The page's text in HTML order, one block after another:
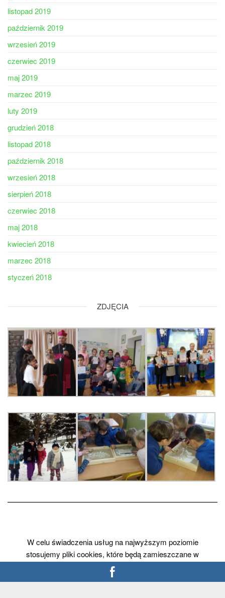
listopad 2019
październik 2019
wrzesień 2019
czerwiec 2019
maj 2019
marzec 2019
luty 2019
grudzień 2018
listopad 2018
październik 2018
wrzesień 2018
sierpień 2018
czerwiec 2018
maj 2018
kwiecień 2018
marzec 2018
styczeń 2018
ZDJĘCIA
W celu świadczenia usług na najwyższym poziomie
stosujemy pliki cookies, które będą zamieszczane w
Państwa urządzeniu (komputerze, laptopie, smartfonie). W
każdym momencie mogą Państwo dokonać zmiany